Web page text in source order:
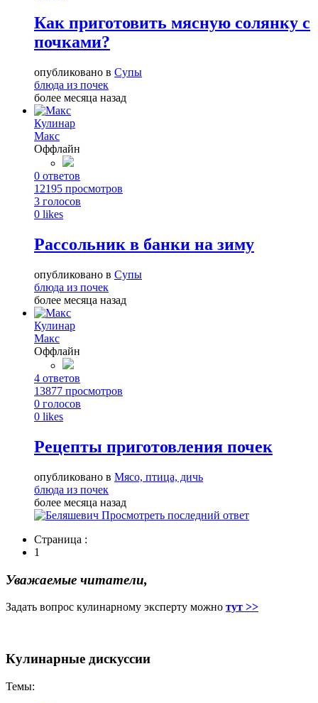
Как приготовить мясную солянку с
почками?
опубликовано в Супы
блюда из почек
более месяца назад
Кулинар
Макс
Оффлайн
0 ответов
12195 просмотров
3 голосов
0 likes
Рассольник в банки на зиму
опубликовано в Супы
блюда из почек
более месяца назад
Кулинар
Макс
Оффлайн
4 ответов
13877 просмотров
0 голосов
0 likes
Рецепты приготовления почек
опубликовано в Мясо, птица, дичь
блюда из почек
более месяца назад
Просмотреть последний ответ
Страница :
1
Уважаемые читатели,
Задать вопрос кулинарному эксперту можно тут >>
Кулинарные дискуссии
Темы: